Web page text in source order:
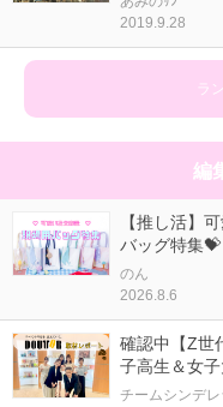
2019.9.28
ラ
編
【推し活】
バッグ特集💝
のん
2026.8.6
確認中【Z世
子高生＆女子
チームシンデレ